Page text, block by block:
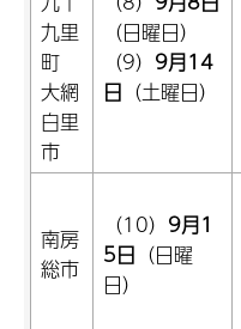
九里
町
大網
白里
市
（日曜日）
（9） 9月14
日 （土曜日）
南房
総市
（10） 9月1
5日 （日曜
日）